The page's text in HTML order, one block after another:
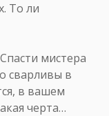
То ли
мистера
сварливы в
в вашем
черта…